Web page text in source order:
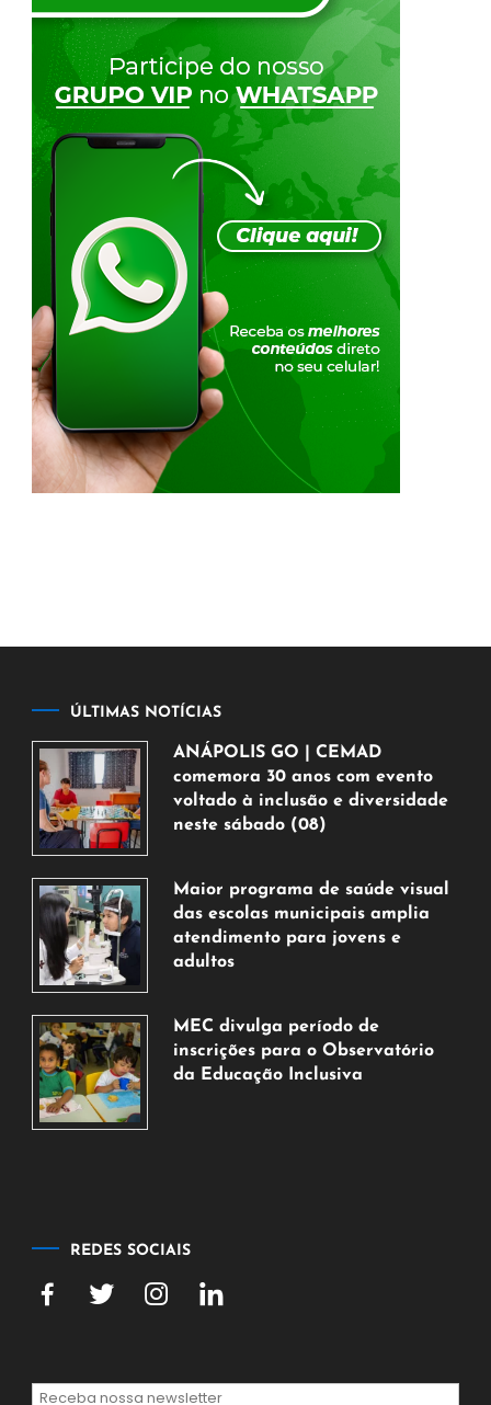
ÚLTIMAS NOTÍCIAS
ANÁPOLIS GO | CEMAD
comemora 30 anos com evento
voltado à inclusão e diversidade
neste sábado (08)
de
agosto
de
2026
Maior programa de saúde visual
das escolas municipais amplia
atendimento para jovens e
adultos
de
agosto
de
MEC divulga período de
inscrições para o Observatório
da Educação Inclusiva
REDES SOCIAIS